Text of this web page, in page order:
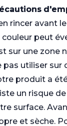
rincer avant
couleur peut
sur une zone
pas utiliser sur
produit a
un risque
surface.
et sèche.